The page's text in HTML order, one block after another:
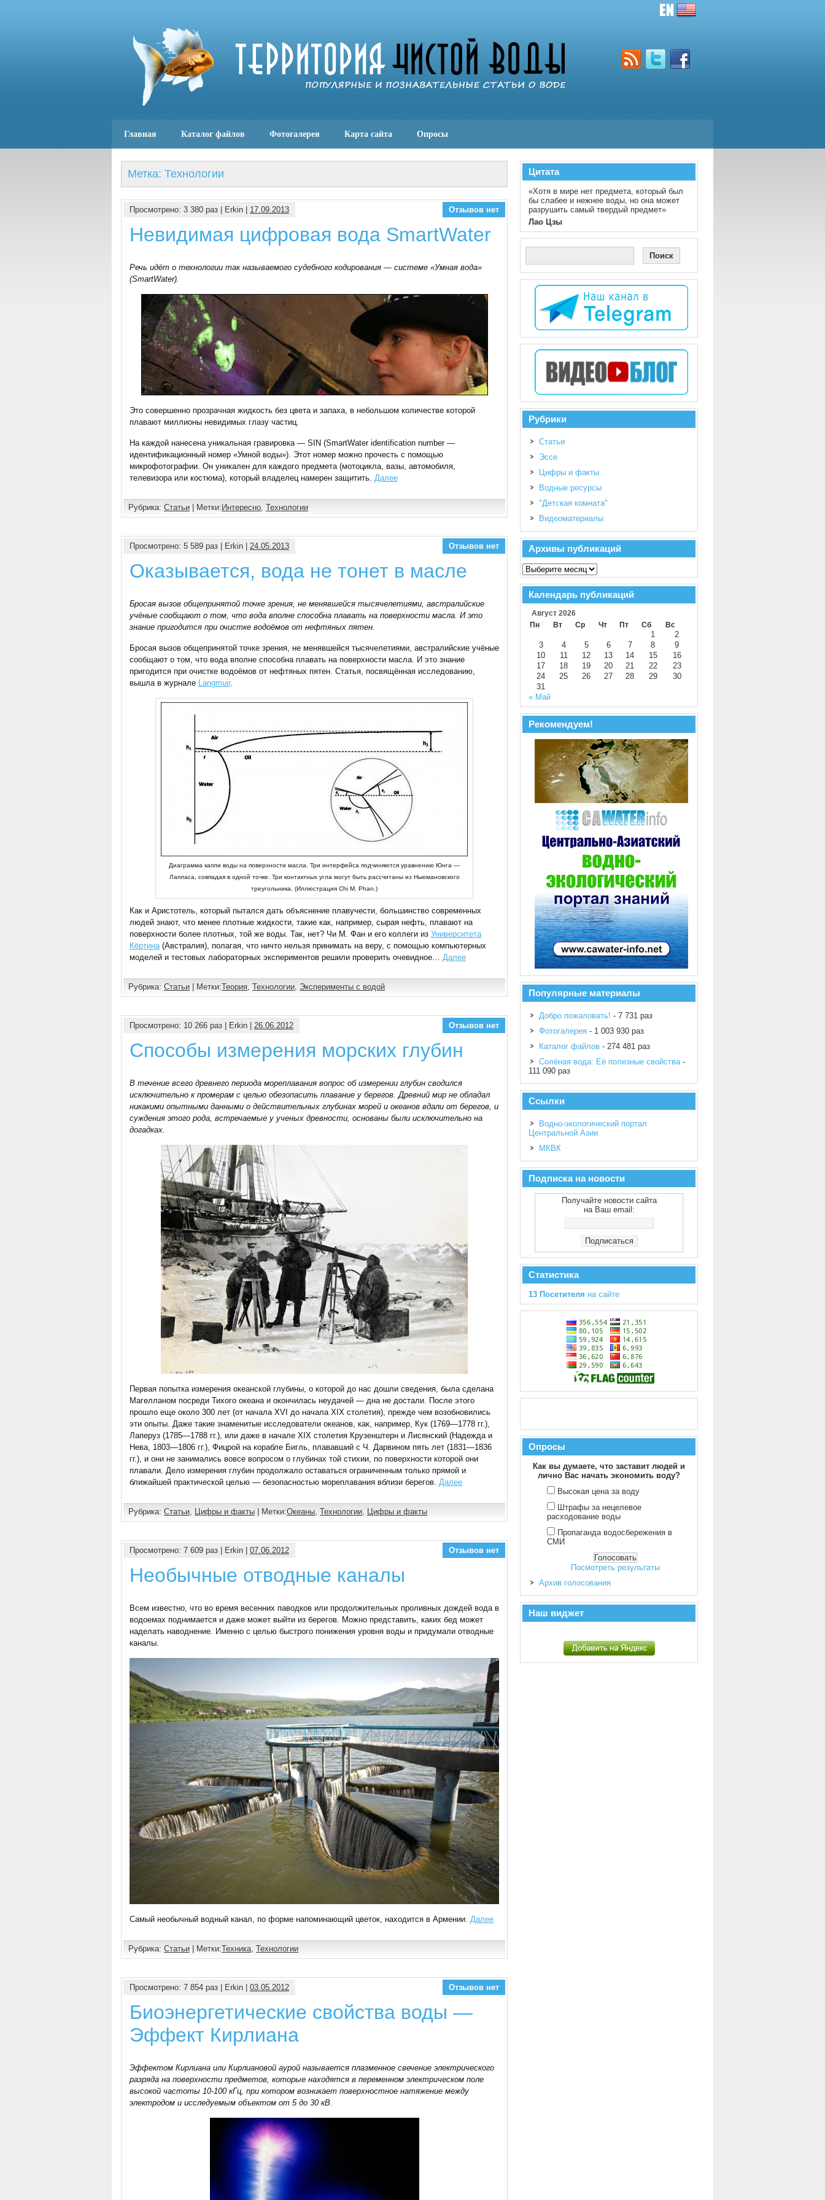
Главная Каталог файлов Фотогалерея Карта сайта Опросы
Метка: Технологии
Просмотрено: 3 380 раз | Erkin | 17.09.2013 Отзывов нет
Невидимая цифровая вода SmartWater
Речь идёт о технологии так называемого судебного кодирования — системе «Умная вода»
(SmartWater).
Это совершенно прозрачная жидкость без цвета и запаха, в небольшом количестве которой
плавают миллионы невидимых глазу частиц.
На каждой нанесена уникальная гравировка — SIN (SmartWater identification number —
идентификационный номер «Умной воды»). Этот номер можно прочесть с помощью
микрофотографии. Он уникален для каждого предмета (мотоцикла, вазы, автомобиля,
телевизора или костюма), который владелец намерен защитить. Далее
Рубрика: Статьи | Метки: Интересно, Технологии
Просмотрено: 5 589 раз | Erkin | 24.05.2013 Отзывов нет
Оказывается, вода не тонет в масле
Бросая вызов общепринятой точке зрения, не менявшейся тысячелетиями, австралийские
учёные сообщают о том, что вода вполне способна плавать на поверхности масла. И это
знание пригодится при очистке водоёмов от нефтяных пятен.
Бросая вызов общепринятой точке зрения, не менявшейся тысячелетиями, австралийские учёные
сообщают о том, что вода вполне способна плавать на поверхности масла. И это знание
пригодится при очистке водоёмов от нефтяных пятен. Статья, посвящённая исследованию,
вышла в журнале Langmuir.
Диаграмма капли воды на поверхности масла. Три интерфейса подчиняются уравнению Юнга —
Лапласа, совпадая в одной точке. Три контактных угла могут быть рассчитаны из Ньюмановского
треугольника. (Иллюстрация Chi M. Phan.)
Как и Аристотель, который пытался дать объяснение плавучести, большинство современных
людей знают, что менее плотные жидкости, такие как, например, сырая нефть, плавают на
поверхности более плотных, той же воды. Так, нет? Чи М. Фан и его коллеги из Университета
Кёртина(Австралия), полагая, что ничто нельзя принимать на веру, с помощью компьютерных
моделей и тестовых лабораторных экспериментов решили проверить очевидное… Далее
Рубрика: Статьи | Метки:Теория, Технологии, Эксперименты с водой
Просмотрено: 10 266 раз | Erkin | 26.06.2012 Отзывов нет
Способы измерения морских глубин
В течение всего древнего периода мореплавания вопрос об измерении глубин сводился
исключительно к промерам с целью обезопасить плавание у берегов. Древний мир не обладал
никакими опытными данными о действительных глубинах морей и океанов вдали от берегов, и
суждения этого рода, встречаемые у ученых древности, основаны были исключительно на
догадках.
Первая попытка измерения океанской глубины, о которой до нас дошли сведения, была сделана
Магелланом посреди Тихого океана и окончилась неудачей — дна не достали. После этого
прошло еще около 300 лет (от начала XVI до начала XIX столетия), прежде чем возобновились
эти опыты. Даже такие знаменитые исследователи океанов, как, например, Кук (1769—1778 гг.),
Лаперуз (1785—1788 гг.), или даже в начале XIX столетия Крузенштерн и Лисянский (Надежда и
Нева, 1803—1806 гг.), Фицрой на корабле Бигль, плававший с Ч. Дарвином пять лет (1831—1836
гг.), и они не занимались вовсе вопросом о глубинах той стихии, по поверхности которой они
плавали. Дело измерения глубин продолжало оставаться ограниченным только прямой и
ближайшей практической целью — безопасностью мореплавания вблизи берегов. Далее
Рубрика: Статьи Цифры и факты | Метки:Океаны Технологии Цифры и факты
Просмотрено: 7 609 раз | Erkin | 07.06.2012 Отзывов нет
Необычные отводные каналы
Всем известно, что во время весенних паводков или продолжительных проливных дождей вода в
водоемах поднимается и даже может выйти из берегов. Можно представить, каких бед может
наделать наводнение. Именно с целью быстрого понижения уровня воды и придумали отводные
каналы.
Самый необычный водный канал, по форме напоминающий цветок, находится в Армении. Далее
Рубрика: Статьи | Метки:Техника Технологии
Просмотрено: 7 854 раз | Erkin | 03.05.2012 Отзывов нет
Биоэнергетические свойства воды —
Эффект Кирлиана
Эффектом Кирлиана или Кирлиановой аурой называется плазменное свечение электрического
разряда на поверхности предметов, которые находятся в переменном электрическом поле
высокой частоты 10-100 кГц, при котором возникает поверхностное натяжение между
электродом и исследуемым объектом от 5 до 30 кВ.
Цитата
«Хотя в мире нет предмета, который был
бы слабее и нежнее воды, но она может
разрушить самый твердый предмет»
Лао Цзы
Рубрики
Статьи
Эссе
Цифры и факты
Водные ресурсы
"Детская комната"
Видеоматериалы
Архивы публикаций
Календарь публикаций
Август 2026
Пн
Вт Ср Чт Пт Сб Вс
1
2
3
4 5 6 7 8
9
10
11 12 13 14 15
16
17
18 19 20 21 22
23
24
25 26 27 28 29
30
31
« Май
Рекомендуем!
Популярные материалы
Добро пожаловать! - 7 731 раз
Фотогалерея - 1 003 930 раз
Каталог файлов - 274 481 раз
Солёная вода: Её полезные свойства-
111 090 раз
Ссылки
Водно-экологический портал
Центральной Азии
МКВК
Подписка на новости
Получайте новости сайта
на Ваш email:
Статистика
13 Посетителя на сайте
Опросы
Как вы думаете, что заставит людей и
лично Вас начать экономить воду?
Высокая цена за воду
Штрафы за нецелевое
расходование воды
Пропаганда водосбережения в
СМИ
Посмотреть результаты
Архив голосования
Наш виджет